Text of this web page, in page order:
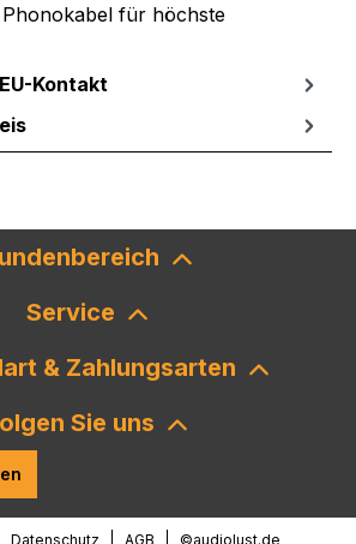
für höchste
Kontakt
Service
& Zahlungsarten
Sie uns
Datenschutz AGB ©audiolust.de